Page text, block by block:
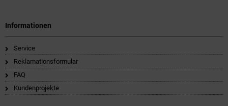
Informationen
Service
Reklamationsformular
FAQ
Kundenprojekte